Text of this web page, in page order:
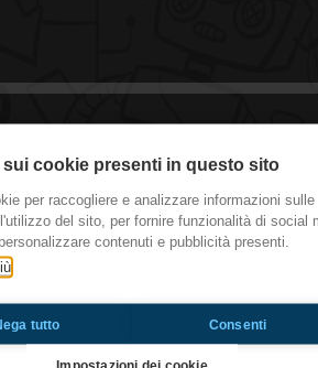
MONDO
Condividilo!
sui cookie presenti in questo sito
per raccogliere e analizzare informazioni sulle
del sito, per fornire funzionalità di social
contenuti e pubblicità presenti.
tutto Consenti
Impostazioni dei cookie